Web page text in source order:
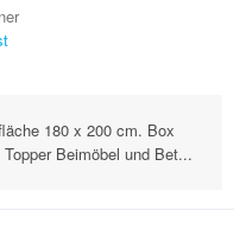
180 x 200 cm. Box
Beimöbel und Bet...